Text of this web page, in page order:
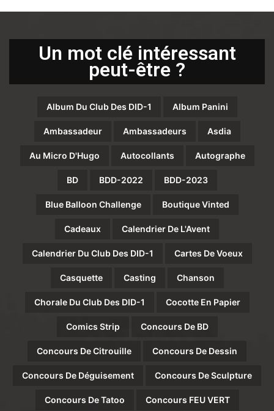
Un mot clé intéressant
peut-être ?
Album Du Club Des DID-1 Album Panini
Ambassadeur Ambassadeurs Asdia
Au Micro D'Hugo Autocollants Autographe
BD BDD-2022 BDD-2023
Blue Balloon Challenge Boutique Vinted
Cadeaux Calendrier De L'Avent
Calendrier Du Club Des DID-1 Cartes De Voeux
Casquette Casting Chanson
Chorale Du Club Des DID-1 Cocotte En Papier
Comics Strip Concours De BD
Concours De Citrouille Concours De Dessin
Concours De Déguisement Concours De Sculpture
Concours De Tatoo Concours FEU VERT